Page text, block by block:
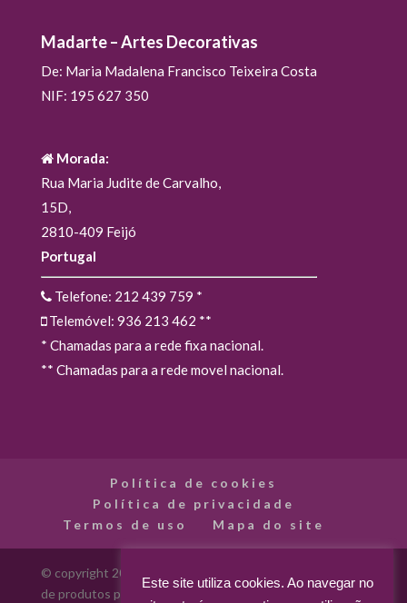
Madarte – Artes Decorativas
De: Maria Madalena Francisco Teixeira Costa
NIF: 195 627 350
Morada:
Rua Maria Judite de Carvalho,
15D,
2810-409 Feijó
Portugal
Telefone: 212 439 759 *
Telemóvel: 936 213 462 **
* Chamadas para a rede fixa nacional.
** Chamadas para a rede movel nacional.
Política de cookies
Política de privacidade
Termos de uso
Mapa do site
© copyright 2012 - 2026 Madarte - Madarte - Loja Online
de produtos para artes decorativas. Todos os direitos
Este site utiliza cookies. Ao navegar no